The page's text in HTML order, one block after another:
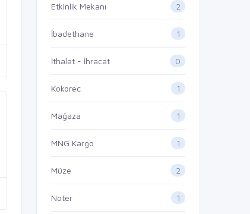
Etkinlik Mekanı 2
İbadethane 1
İthalat - İhracat 0
Kokorec 1
Mağaza 1
MNG Kargo 1
Müze 2
Noter 1